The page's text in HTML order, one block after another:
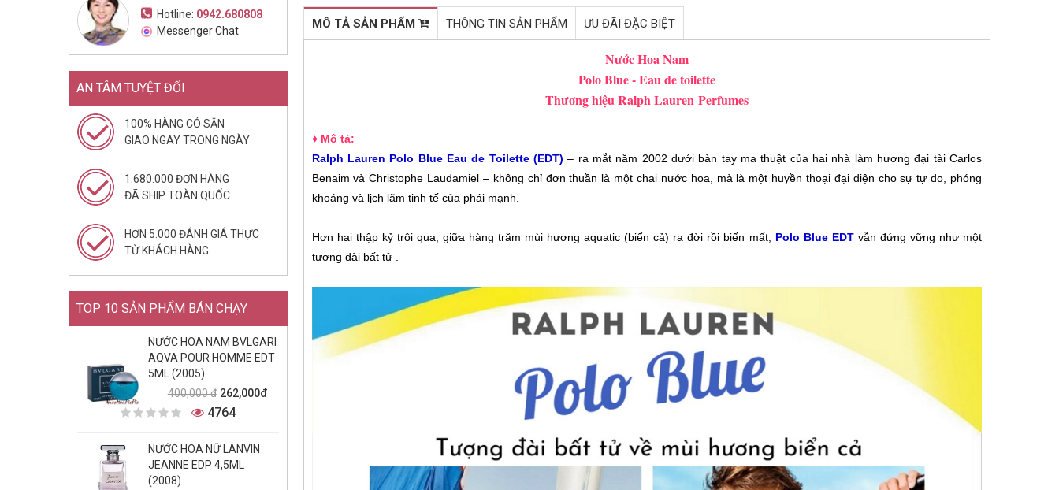
Hotline: 0942.680808
Messenger Chat
AN TÂM TUYỆT ĐỐI
100% HÀNG CÓ SẴN
GIAO NGAY TRONG NGÀY
1.680.000 ĐƠN HÀNG
ĐÃ SHIP TOÀN QUỐC
HƠN 5.000 ĐÁNH GIÁ THỰC
TỪ KHÁCH HÀNG
TOP 10 SẢN PHẨM BÁN CHẠY
NƯỚC HOA NAM BVLGARI
AQVA POUR HOMME EDT
5ML (2005)
400,000 đ 262,000đ
4764
NƯỚC HOA NỮ LANVIN
JEANNE EDP 4,5ML
(2008)
MÔ TẢ SẢN PHẨM THÔNG TIN SẢN PHẨM ƯU ĐÃI ĐẶC BIỆT
Nước Hoa Nam
Polo Blue - Eau de toilette
Thương hiệu Ralph Lauren Perfumes
♦ Mô tả:
Ralph Lauren Polo Blue Eau de Toilette (EDT) – ra mắt năm 2002 dưới bàn tay ma thuật của hai nhà làm hương đại tài Carlos
Benaim và Christophe Laudamiel – không chỉ đơn thuần là một chai nước hoa, mà là một huyền thoại đại diện cho sự tự do, phóng
khoáng và lịch lãm tinh tế của phái mạnh.
Hơn hai thập kỷ trôi qua, giữa hàng trăm mùi hương aquatic (biển cả) ra đời rồi biến mất, Polo Blue EDTvẫn đứng vững như một
tượng đài bất tử .